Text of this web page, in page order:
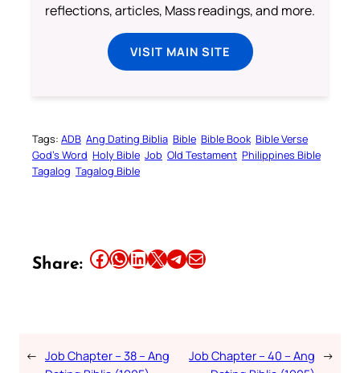
reflections, articles, Mass readings, and more.
VISIT MAIN SITE
Tags: ADB Ang Dating Biblia Bible Bible Book Bible Verse
God’s Word Holy Bible Job Old Testament Philippines Bible
Tagalog Tagalog Bible
Share: Share this article on Facebook Share this article on WhatsApp Share this article on LinkedIn Share this article on X Share this article on TelegramEmail this Article
← Job Chapter – 38 – Ang
Job Chapter – 40 – Ang →